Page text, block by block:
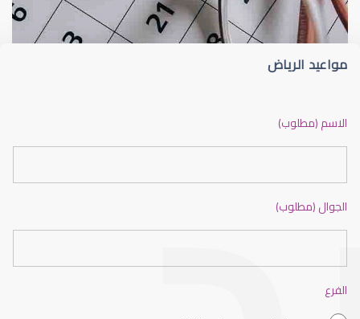
ضعف نظر الاطفال
مواعيد الرياض
الاسم (مطلوب)
الجوال (مطلوب)
الفرع